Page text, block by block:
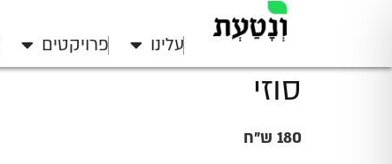
עלינו פרויקטים
סוזי
180 ש"ח